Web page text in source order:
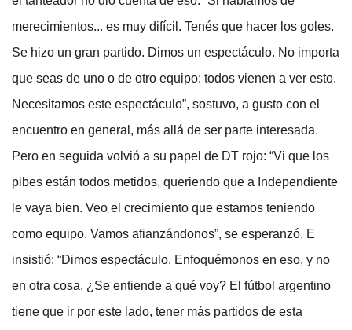
merecimientos... es muy difícil. Tenés que hacer los goles.
Se hizo un gran partido. Dimos un espectáculo. No importa
que seas de uno o de otro equipo: todos vienen a ver esto.
Necesitamos este espectáculo”, sostuvo, a gusto con el
encuentro en general, más allá de ser parte interesada.
Pero en seguida volvió a su papel de DT rojo: “Vi que los
pibes están todos metidos, queriendo que a Independiente
le vaya bien. Veo el crecimiento que estamos teniendo
como equipo. Vamos afianzándonos”, se esperanzó. E
insistió: “Dimos espectáculo. Enfoquémonos en eso, y no
en otra cosa. ¿Se entiende a qué voy? El fútbol argentino
tiene que ir por este lado, tener más partidos de esta